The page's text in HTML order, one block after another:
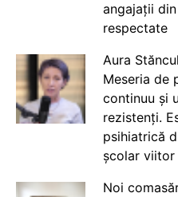
angajații
respectate
Aura
Meseria de
continuu și
rezistenți.
psihiatrică
școlar viitor
Noi